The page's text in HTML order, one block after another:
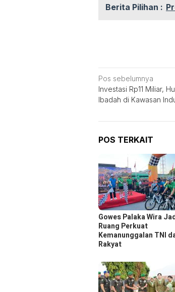
Berita Pilihan :
Navigasi
pos
Pos sebelumnya
Investasi Rp11 Miliar,
Ibadah di Kawasan
POS TERKAIT
Gowes Palaka Wira
Ruang Perkuat
Kemanunggalan TNI
Rakyat